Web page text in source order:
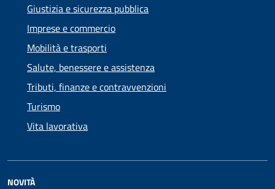
Giustizia e sicurezza pubblica
Imprese e commercio
Mobilità e trasporti
Salute, benessere e assistenza
Tributi, finanze e contravvenzioni
Turismo
Vita lavorativa
NOVITÀ